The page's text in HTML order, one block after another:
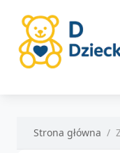
Strona główna